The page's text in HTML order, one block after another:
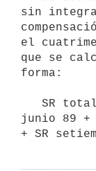
sin
el
que se
forma:
junio 89 +